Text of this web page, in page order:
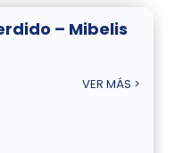
– Mibelis
VER MÁS >